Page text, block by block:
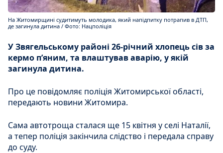
На Житомирщині судитимуть молодика, який напідпитку потрапив в ДТП,
де загинула дитина / Фото: Нацполіція
У Звягельському районі 26-річний хлопець сів за
кермо п’яним, та влаштував аварію, у якій
загинула дитина.
Про це повідомляє поліція Житомирської області,
передають новини Житомира.
Сама автотроща сталася ще 15 квітня у селі Наталії,
а тепер поліція закінчила слідство і передала справу
до суду.